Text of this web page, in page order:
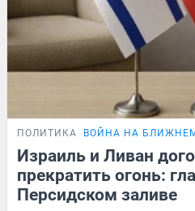
ПОЛИТИКА ВОЙНА НА
Израиль и Ливан
прекратить огонь:
Персидском заливе